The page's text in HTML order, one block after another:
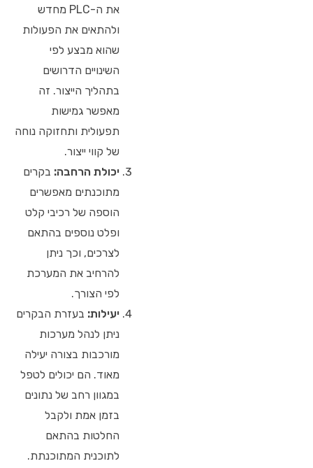
את ה-PLC מחדש
ולהתאים את הפעולות
שהוא מבצע לפי
השינויים הדרושים
בתהליך הייצור. זה
מאפשר גמישות
תפעולית ותחזוקה נוחה
של קווי ייצור.
יכולת הרחבה: בקרים
מתוכנתים מאפשרים
הוספה של רכיבי קלט
ופלט נוספים בהתאם
לצרכים, וכך ניתן
להרחיב את המערכת
לפי הצורך.
יעילות: בעזרת הבקרים
ניתן לנהל מערכות
מורכבות בצורה יעילה
מאוד. הם יכולים לטפל
במגוון רחב של נתונים
בזמן אמת ולקבל
החלטות בהתאם
לתוכנית המתוכנתת.